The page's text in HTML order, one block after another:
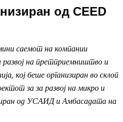
од CEED
саемот на компании
на претприемништво и
кој беше организиран во склоп
за за развој на микро и
од УСАИД и Амбасадата на